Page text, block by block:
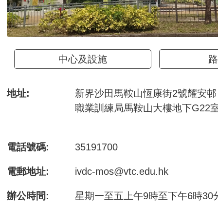
中心及設施
地址:
新界沙田馬鞍山恆康街2號耀安邨
職業訓練局馬鞍山大樓地下G22
電話號碼: 35191700
電郵地址: ivdc-mos@vtc.edu.hk
辦公時間: 星期一至五上午9時至下午6時30